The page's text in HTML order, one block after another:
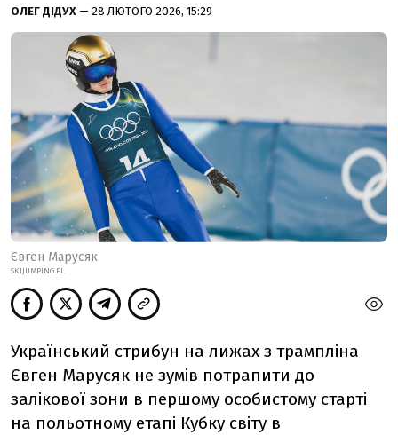
ОЛЕГ ДІДУХ — 28 ЛЮТОГО 2026, 15:29
Євген Марусяк
SKIJUMPING.PL
Український стрибун на лижах з трампліна
Євген Марусяк не зумів потрапити до
залікової зони в першому особистому старті
на польотному етапі Кубку світу в